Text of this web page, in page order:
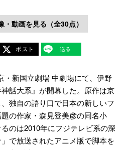
・動画を見る（全30点）
・新国立劇場 中劇場にて、伊野
話大系』が開幕した。原作は京
独自の語り口で日本の新しいフ
の作家・森見登美彦の同名小
のは2010年にフジテレビ系の深
で放送されたアニメ版で脚本を